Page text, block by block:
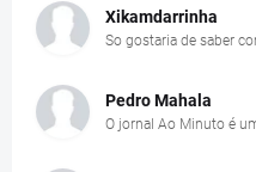
Xikamdarrinha
So gostaria de saber
Pedro Mahala
O jornal Ao Minuto é